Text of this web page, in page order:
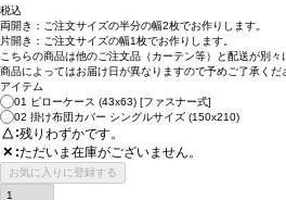
税込
両開き： ご注文サイズの半分の幅2枚でお作りします。
片開き： ご注文サイズの幅1枚でお作りします。
こちらの商品は他のご注文品（カーテン等）と配送が別々
商品によってはお届け日が異なりますので予めご了承くだ
アイテム
01 ピローケース (43x63) [ファスナー式]
02 掛け布団カバー シングルサイズ (150x210)
△ 残りわずかです。
✕ ただいま在庫がございません。
お気に入りに登録する